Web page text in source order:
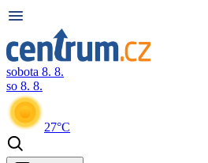
sobota 8. 8.
so 8. 8.
27°C